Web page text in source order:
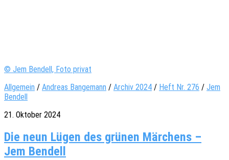
© Jem Bendell, Foto privat
Allgemein / Andreas Bangemann / Archiv 2024 / Heft Nr. 276 / Jem
Bendell
21. Oktober 2024
Die neun Lügen des grünen Märchens –
Jem Bendell